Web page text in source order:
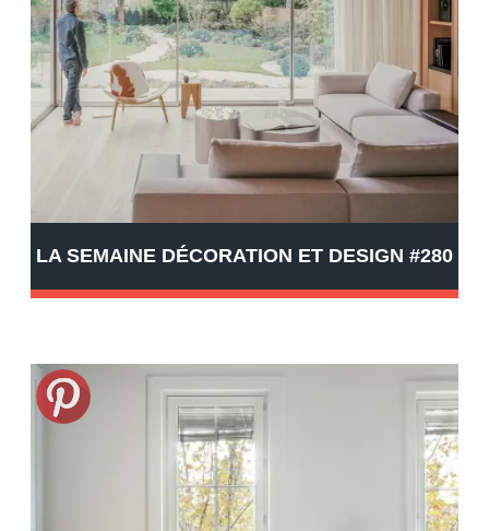
LA SEMAINE DÉCORATION ET DESIGN #280